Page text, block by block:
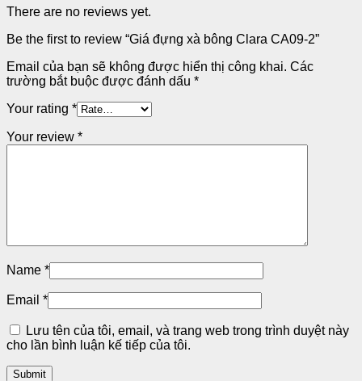
There are no reviews yet.
Be the first to review “Giá đựng xà bông Clara CA09-2”
Email của bạn sẽ không được hiển thị công khai. Các
trường bắt buộc được đánh dấu *
Your rating *
Your review *
Name *
Email *
Lưu tên của tôi, email, và trang web trong trình duyệt này
cho lần bình luận kế tiếp của tôi.